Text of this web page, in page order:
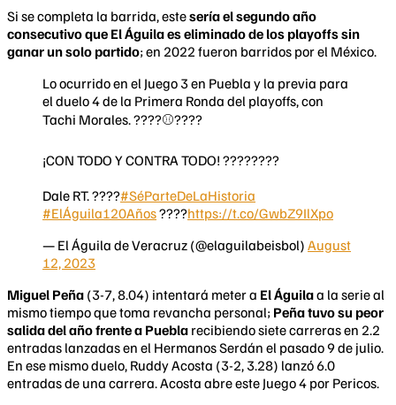
Si se completa la barrida, estesería el segundo año
consecutivo que El Águila es eliminado de los playoffssin
ganar un solo partido; en 2022 fueron barridos por el México.
Lo ocurrido en el Juego 3 en Puebla y la previa para
el duelo 4 de la Primera Ronda del playoffs, con
Tachi Morales. ????⚾️????
¡CON TODO Y CONTRA TODO! ????????
Dale RT. ????#SéParteDeLaHistoria
#ElÁguila120Años????https://t.co/GwbZ9IlXpo
— El Águila de Veracruz (@elaguilabeisbol) August
12, 2023
Miguel Peña (3-7, 8.04) intentará meter a El Águilaa la serie al
mismo tiempo que toma revancha personal; Peña tuvo su peor
salida del año frente a Puebla recibiendo siete carreras en 2.2
entradas lanzadas en el Hermanos Serdán el pasado 9 de julio.
En ese mismo duelo, Ruddy Acosta (3-2, 3.28) lanzó 6.0
entradas de una carrera. Acosta abre este Juego 4 por Pericos.